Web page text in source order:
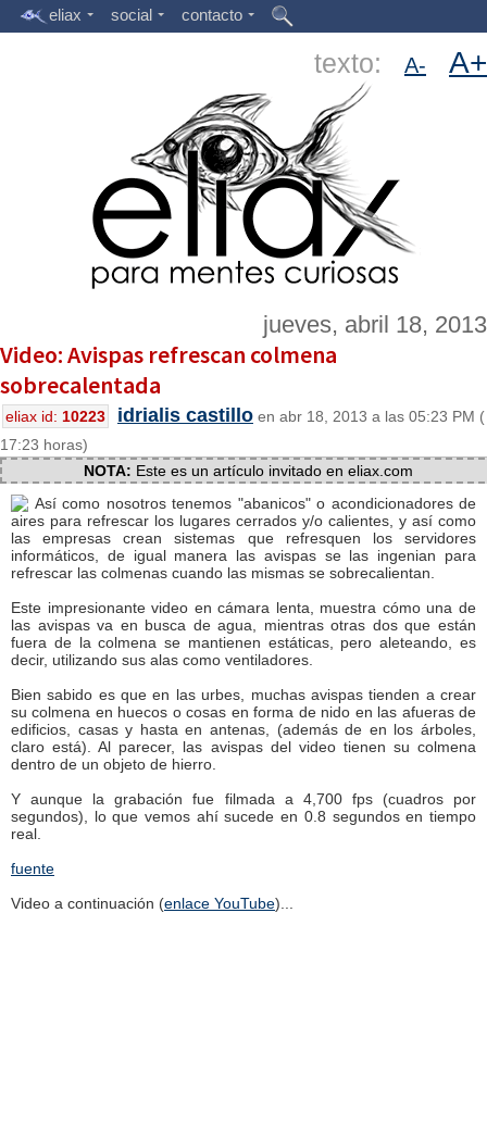
eliax social contacto
texto: A- A+
jueves, abril 18, 2013
Video: Avispas refrescan colmena
sobrecalentada
eliax id: 10223 idrialis castillo en abr 18, 2013 a las 05:23 PM (
17:23 horas)
NOTA: Este es un artículo invitado en eliax.com
Así como nosotros tenemos "abanicos" o acondicionadores de
aires para refrescar los lugares cerrados y/o calientes, y así como
las empresas crean sistemas que refresquen los servidores
informáticos, de igual manera las avispas se las ingenian para
refrescar las colmenas cuando las mismas se sobrecalientan.
Este impresionante video en cámara lenta, muestra cómo una de
las avispas va en busca de agua, mientras otras dos que están
fuera de la colmena se mantienen estáticas, pero aleteando, es
decir, utilizando sus alas como ventiladores.
Bien sabido es que en las urbes, muchas avispas tienden a crear
su colmena en huecos o cosas en forma de nido en las afueras de
edificios, casas y hasta en antenas, (además de en los árboles,
claro está). Al parecer, las avispas del video tienen su colmena
dentro de un objeto de hierro.
Y aunque la grabación fue filmada a 4,700 fps (cuadros por
segundos), lo que vemos ahí sucede en 0.8 segundos en tiempo
real.
fuente
Video a continuación (enlace YouTube)...